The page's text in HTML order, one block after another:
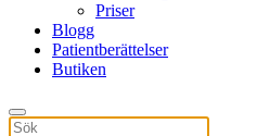
Priser
Blogg
Patientberättelser
Butiken